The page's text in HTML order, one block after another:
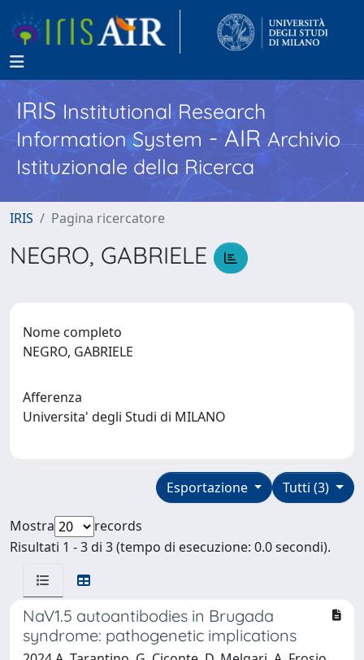
IRISInstitutional Research
Information System - AIR Archivio
Istituzionale della Ricerca
IRIS Pagina ricercatore
NEGRO, GABRIELE
Nome completo
NEGRO, GABRIELE
Afferenza
Universita' degli Studi di MILANO
Tutti (3)
Esportazione
Mostra
records
Risultati 1 - 3 di 3 (tempo di esecuzione: 0.0 secondi).
NaV1.5 autoantibodies in Brugada
syndrome: pathogenetic implications